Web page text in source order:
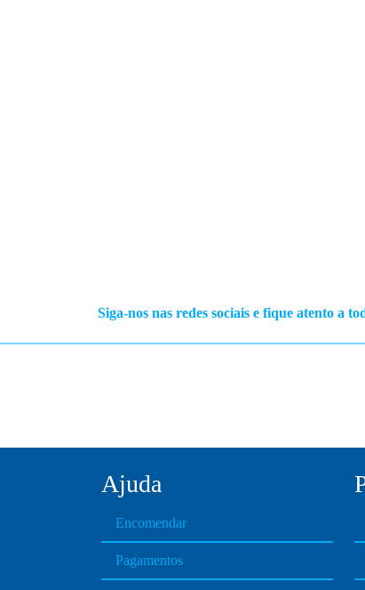
Siga-nos nas redes sociais e fique atento a
Ajuda
Encomendar
Pagamentos